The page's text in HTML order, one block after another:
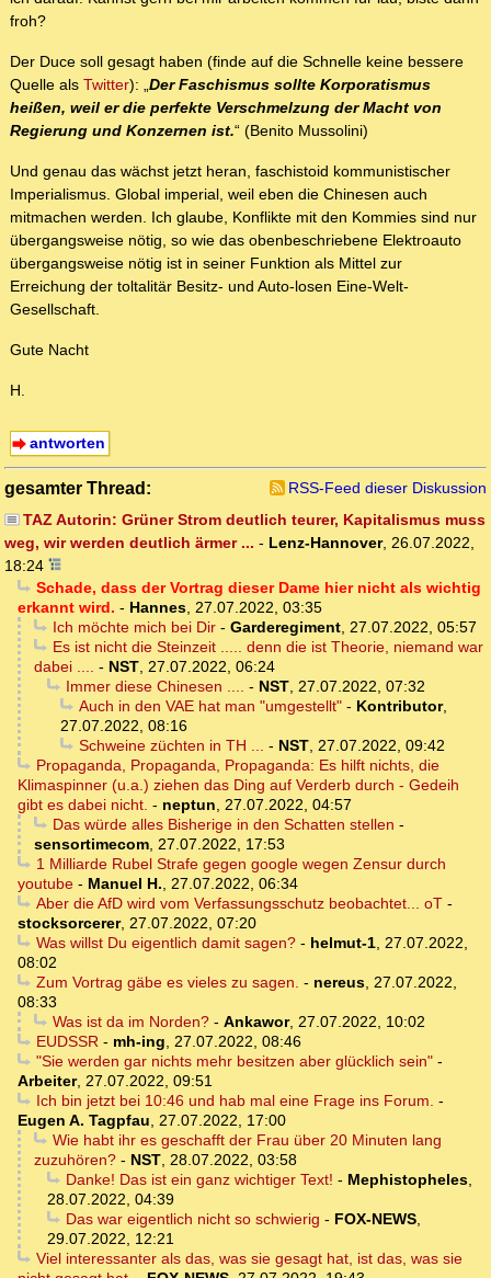
froh?
Der Duce soll gesagt haben (finde auf die Schnelle keine bessere
Quelle als Twitter): „Der Faschismus sollte Korporatismus
heißen, weil er die perfekte Verschmelzung der Macht von
Regierung und Konzernen ist.“ (Benito Mussolini)
Und genau das wächst jetzt heran, faschistoid kommunistischer
Imperialismus. Global imperial, weil eben die Chinesen auch
mitmachen werden. Ich glaube, Konflikte mit den Kommies sind nur
übergangsweise nötig, so wie das obenbeschriebene Elektroauto
übergangsweise nötig ist in seiner Funktion als Mittel zur
Erreichung der toltalitär Besitz- und Auto-losen Eine-Welt-
Gesellschaft.
Gute Nacht
H.
antworten
gesamter Thread:
RSS-Feed dieser Diskussion
TAZ Autorin: Grüner Strom deutlich teurer, Kapitalismus muss
weg, wir werden deutlich ärmer ... - Lenz-Hannover, 26.07.2022,
18:24
Schade, dass der Vortrag dieser Dame hier nicht als wichtig
erkannt wird. - Hannes, 27.07.2022, 03:35
Ich möchte mich bei Dir- Garderegiment, 27.07.2022, 05:57
Es ist nicht die Steinzeit ..... denn die ist Theorie, niemand war
dabei .... - NST, 27.07.2022, 06:24
Immer diese Chinesen .... - NST, 27.07.2022, 07:32
Auch in den VAE hat man "umgestellt"- Kontributor,
27.07.2022, 08:16
Schweine züchten in TH ... - NST, 27.07.2022, 09:42
Propaganda, Propaganda, Propaganda: Es hilft nichts, die
Klimaspinner (u.a.) ziehen das Ding auf Verderb durch - Gedeih
gibt es dabei nicht. - neptun, 27.07.2022, 04:57
Das würde alles Bisherige in den Schatten stellen -
sensortimecom, 27.07.2022, 17:53
1 Milliarde Rubel Strafe gegen google wegen Zensur durch
youtube - Manuel H., 27.07.2022, 06:34
Aber die AfD wird vom Verfassungsschutz beobachtet... oT-
stocksorcerer, 27.07.2022, 07:20
Was willst Du eigentlich damit sagen?- helmut-1, 27.07.2022,
08:02
Zum Vortrag gäbe es vieles zu sagen. - nereus, 27.07.2022,
08:33
Was ist da im Norden?- Ankawor, 27.07.2022, 10:02
EUDSSR- mh-ing, 27.07.2022, 08:46
"Sie werden gar nichts mehr besitzen aber glücklich sein"-
Arbeiter, 27.07.2022, 09:51
Ich bin jetzt bei 10:46 und hab mal eine Frage ins Forum. -
Eugen A. Tagpfau, 27.07.2022, 17:00
Wie habt ihr es geschafft der Frau über 20 Minuten lang
zuzuhören? - NST, 28.07.2022, 03:58
Danke! Das ist ein ganz wichtiger Text! - Mephistopheles,
28.07.2022, 04:39
Das war eigentlich nicht so schwierig - FOX-NEWS,
29.07.2022, 12:21
Viel interessanter als das, was sie gesagt hat, ist das, was sie